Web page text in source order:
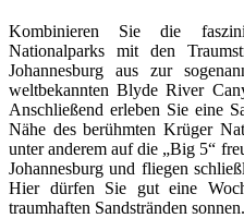
Kombinieren Sie die
Nationalparks mit den
Johannesburg aus zur
weltbekannten Blyde River
Anschließend erleben Sie eine
Nähe des berühmten Krüger
unter anderem auf die „Big 5“
Johannesburg und fliegen
Hier dürfen Sie gut eine
traumhaften Sandstränden sonnen.